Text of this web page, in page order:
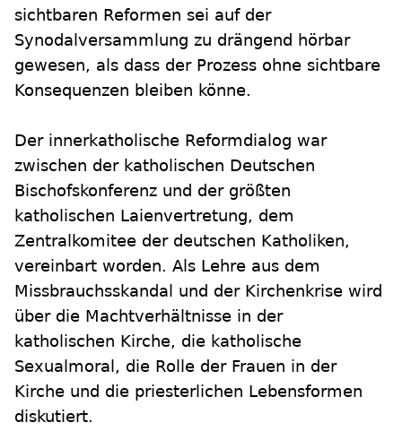
sichtbaren Reformen sei auf der
Synodalversammlung zu drängend hörbar
gewesen, als dass der Prozess ohne sichtbare
Konsequenzen bleiben könne.
Der innerkatholische Reformdialog war
zwischen der katholischen Deutschen
Bischofskonferenz und der größten
katholischen Laienvertretung, dem
Zentralkomitee der deutschen Katholiken,
vereinbart worden. Als Lehre aus dem
Missbrauchsskandal und der Kirchenkrise wird
über die Machtverhältnisse in der
katholischen Kirche, die katholische
Sexualmoral, die Rolle der Frauen in der
Kirche und die priesterlichen Lebensformen
diskutiert.